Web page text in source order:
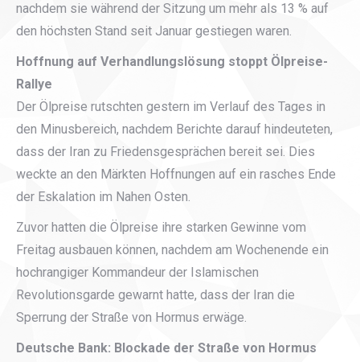
nachdem sie während der Sitzung um mehr als 13 % auf
den höchsten Stand seit Januar gestiegen waren.
Hoffnung auf Verhandlungslösung stoppt Ölpreise-
Rallye
Der Ölpreise rutschten gestern im Verlauf des Tages in
den Minusbereich, nachdem Berichte darauf hindeuteten,
dass der Iran zu Friedensgesprächen bereit sei. Dies
weckte an den Märkten Hoffnungen auf ein rasches Ende
der Eskalation im Nahen Osten.
Zuvor hatten die Ölpreise ihre starken Gewinne vom
Freitag ausbauen können, nachdem am Wochenende ein
hochrangiger Kommandeur der Islamischen
Revolutionsgarde gewarnt hatte, dass der Iran die
Sperrung der Straße von Hormus erwäge.
Deutsche Bank: Blockade der Straße von Hormus